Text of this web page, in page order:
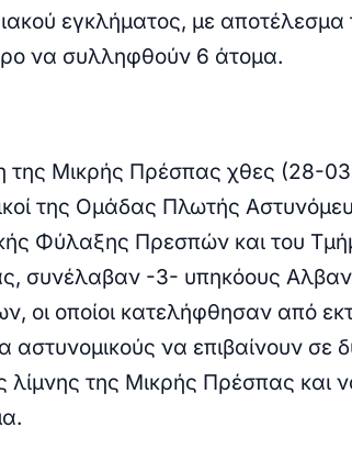
εγκλήματος, με αποτέλεσμα
να συλληφθούν 6 άτομα.
της Μικρής Πρέσπας χθες (28-
της Ομάδας Πλωτής
Φύλαξης Πρεσπών και του
συνέλαβαν -3- υπηκόους
οι οποίοι κατελήφθησαν από
αστυνομικούς να επιβαίνουν σε
λίμνης της Μικρής Πρέσπας και